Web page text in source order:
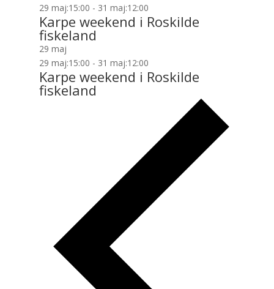
29 maj:15:00 - 31 maj:12:00
Karpe weekend i Roskilde
fiskeland
29 maj
29 maj:15:00 - 31 maj:12:00
Karpe weekend i Roskilde
fiskeland